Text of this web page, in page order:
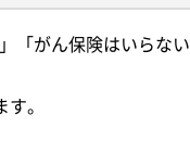
「がん保険はいらな
。